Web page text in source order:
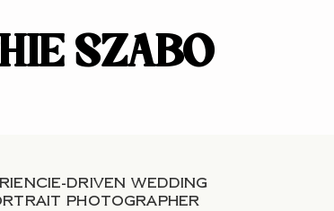
SZABO
SZABO
DRIVEN WEDDING
PHOTOGRAPHER